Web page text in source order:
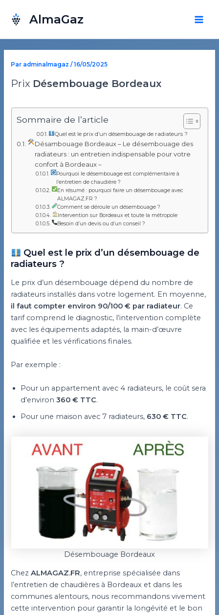
AlmaGaz
Par adminalmagaz/16/05/2025
Prix Désembouage Bordeaux
Sommaire de l’article
Quel est le prix d’un désembouage de radiateurs ?
Désambouage Bordeaux – Le désembouage des
radiateurs : un entretien indispensable pour votre
confort à Bordeaux –
Pourquoi le désembouage est complémentaire à
l’entretien de chaudière ?
En résumé : pourquoi faire un désembouage avec
ALMAGAZ.FR ?
Comment se déroule un désembouage ?
Intervention sur Bordeaux et toute la métropole
Besoin d’un devis ou d’un conseil ?
Quel est le prix d’un désembouage de
radiateurs ?
Le prix d’un désembouage dépend du nombre de
radiateurs installés dans votre logement. En moyenne,
il faut compter environ 90/100 € par radiateur. Ce
tarif comprend le diagnostic, l’intervention complète
avec les équipements adaptés, la main-d’œuvre
qualifiée et les vérifications finales.
Par exemple :
Pour un appartement avec 4 radiateurs, le coût sera
d’environ360 € TTC.
Pour une maison avec 7 radiateurs, 630 € TTC.
Désembouage Bordeaux
ChezALMAGAZ.FR, entreprise spécialisée dans
l’entretien de chaudières à Bordeaux et dans les
communes alentours, nous recommandons vivement
cette intervention pour garantir la longévité et le bon